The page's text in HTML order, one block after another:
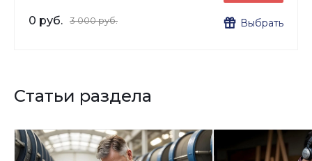
0 руб. 3 000 руб. Выбрать
Статьи раздела